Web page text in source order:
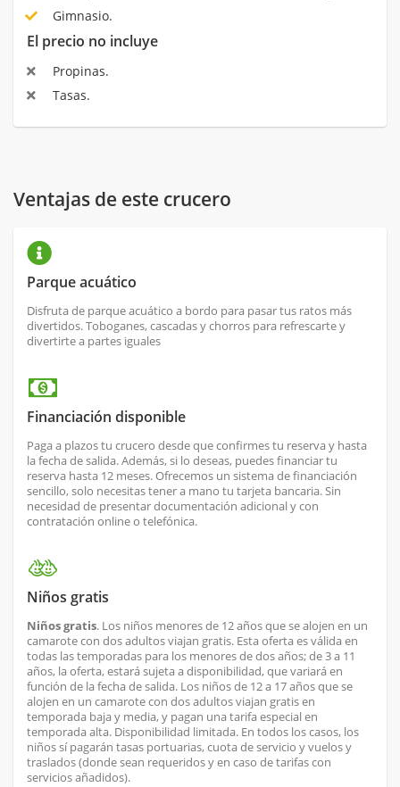
Gimnasio.
El precio no incluye
Propinas.
Tasas.
Ventajas de este crucero
Parque acuático
Disfruta de parque acuático a bordo para pasar tus ratos más
divertidos. Toboganes, cascadas y chorros para refrescarte y
divertirte a partes iguales
Financiación disponible
Paga a plazos tu crucero desde que confirmes tu reserva y hasta
la fecha de salida. Además, si lo deseas, puedes financiar tu
reserva hasta 12 meses. Ofrecemos un sistema de financiación
sencillo, solo necesitas tener a mano tu tarjeta bancaria. Sin
necesidad de presentar documentación adicional y con
contratación online o telefónica.
Niños gratis
Niños gratis. Los niños menores de 12 años que se alojen en un
camarote con dos adultos viajan gratis. Esta oferta es válida en
todas las temporadas para los menores de dos años; de 3 a 11
años, la oferta, estará sujeta a disponibilidad, que variará en
función de la fecha de salida. Los niños de 12 a 17 años que se
alojen en un camarote con dos adultos viajan gratis en
temporada baja y media, y pagan una tarifa especial en
temporada alta. Disponibilidad limitada. En todos los casos, los
niños sí pagarán tasas portuarias, cuota de servicio y vuelos y
traslados (donde sean requeridos y en caso de tarifas con
servicios añadidos).